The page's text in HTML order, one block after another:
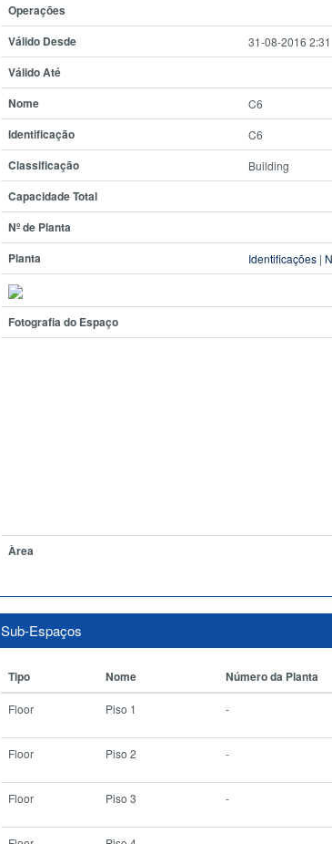
Operações
Válido Desde
31-08-2016 2:31
Válido Até
Nome
C6
Identificação C6
Classificação Building
Capacidade Total
Nº de Planta
Planta
Identificações |
Fotografia do Espaço
Àrea
Sub-Espaços
Tipo Nome Número da Planta
Floor Piso 1 -
Floor Piso 2 -
Floor Piso 3 -